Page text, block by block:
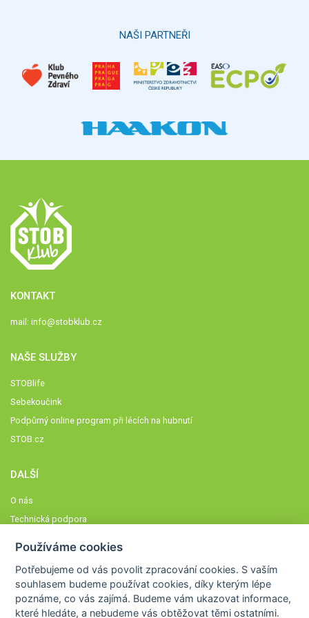
NAŠI PARTNEŘI
KONTAKT
mail: info@stobklub.cz
NAŠE SLUŽBY
STOBlife
Sebekoučink
Podpůrný online program při lécích na hubnutí
STOB.cz
DALŠÍ
O nás
Technická podpora
Členové STOBklubu
Zásady nakládání s osobními údaji
Otestujte se
Používáme cookies
Potřebujeme od vás povolit zpracování cookies. S vaším
souhlasem budeme používat cookies, díky kterým lépe
poznáme,co vás zajímá. Budeme vám ukazovat informace,
které hledáte, a nebudeme vás obtěžovat těmi ostatními.